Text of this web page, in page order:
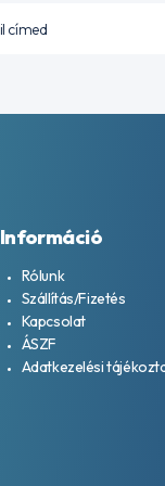
Információ
Rólunk
Szállítás/Fizetés
Kapcsolat
ÁSZF
Adatkezelési